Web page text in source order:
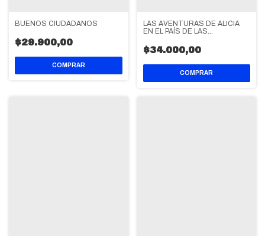
BUENOS CIUDADANOS
$29.900,00
LAS AVENTURAS DE ALICIA
EN EL PAÍS DE LAS
$34.000,00